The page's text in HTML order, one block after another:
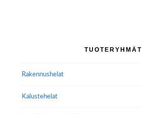
TUOTERYHMÄT
Rakennushelat
Kalustehelat